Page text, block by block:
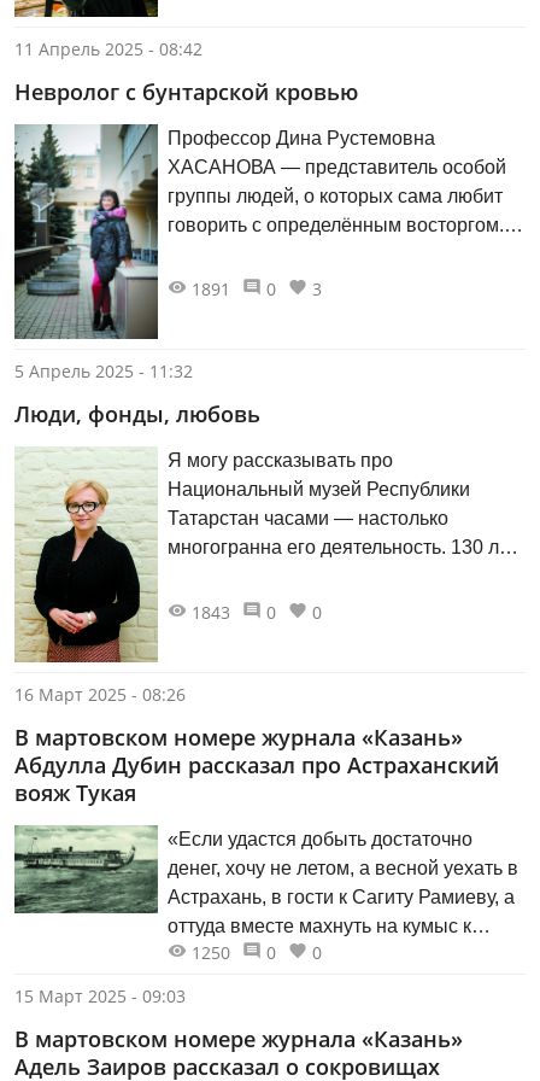
музея: первый за историю
существования серьёзный переучёт
также их слияние с организацией
Государственного объединённого
музея ТАССР. Она стала его первым
генеральным директором.
11 Апрель 2025 - 08:42
Невролог с бунтарской кровью
Профессор Дина Рустемовна
ХАСАНОВА — представитель особой
группы людей, о которых сама любит
говорить с определённым восторгом. В
ностальгическая прогулка по
о родителях и родных, солнечной
открытиями, долгим путём
профессионального становления и
обретения общественного признания.
Но всё по порядку…
1891 0 3
5 Апрель 2025 - 11:32
Люди, фонды, любовь
Я могу рассказывать про
Национальный музей Республики
Татарстан часами — настолько
многогранна его деятельность. 130 лет.
разных историй, судеб, наследия
культуры республики — это столь же
1843 0 0
16 Март 2025 - 08:26
В мартовском номере журнала «Казань»
Абдулла Дубин рассказал про Астраханский
вояж Тукая
«Если удастся добыть достаточно
денег, хочу не летом, а весной уехать в
Астрахань, в гости к Сагиту Рамиеву, а
оттуда вместе махнуть на кумыс к
киргизам (казахам. — Авт.). Хочется всё
и в Стамбул», — писал Тукай в 1911
году одному из своих друзей.
1250 0
0
15 Март 2025 - 09:03
В мартовском номере журнала «Казань»
Адель Заиров рассказал о сокровищах